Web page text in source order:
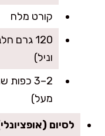
קורט מלח
120
וניל)
2–3
מעל)
לסיום